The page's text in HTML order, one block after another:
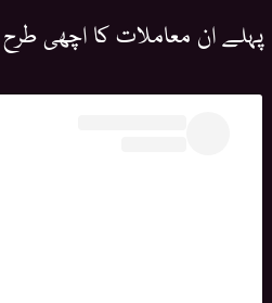
پہلے ان معاملات کا اچھی طرح